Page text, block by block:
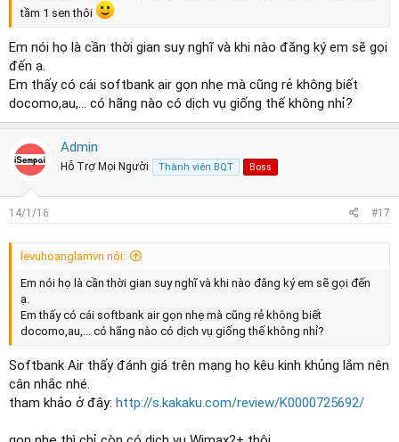
tầm 1 sen thôi
Em nói họ là cần thời gian suy nghĩ và khi nào đăng ký em sẽ gọi
đến ạ.
Em thấy có cái softbank air gọn nhẹ mà cũng rẻ không biết
docomo,au,... có hãng nào có dịch vụ giống thế không nhỉ?
Admin
Hỗ Trợ Mọi Người Thành viên BQT Boss
14/1/16 #17
levuhoanglamvn nói:
Em nói họ là cần thời gian suy nghĩ và khi nào đăng ký em sẽ gọi đến
ạ.
Em thấy có cái softbank air gọn nhẹ mà cũng rẻ không biết
docomo,au,... có hãng nào có dịch vụ giống thế không nhỉ?
Softbank Air thấy đánh giá trên mạng họ kêu kinh khủng lắm nên
cân nhắc nhé.
tham khảo ở đây: http://s.kakaku.com/review/K0000725692/